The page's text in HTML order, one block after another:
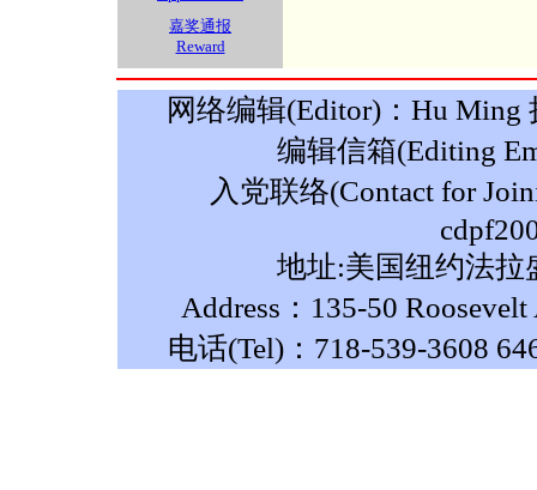
嘉奖通报
Reward
网络编辑(Editor)：Hu Ming
编辑信箱(Editing
入党联络(Contact for
地址:美国纽约法拉
Address：135-50
电话(Tel)：718-539-3608